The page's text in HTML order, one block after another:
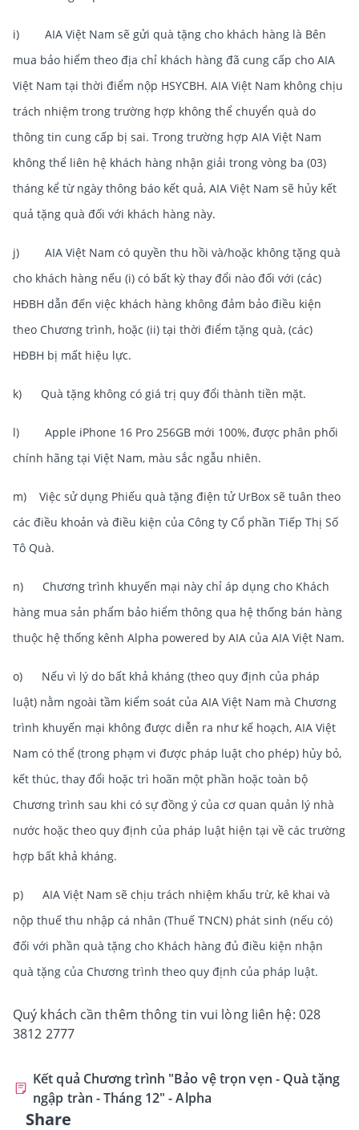
i) AIA Việt Nam sẽ gửi quà tặng cho khách hàng là Bên
mua bảo hiểm theo địa chỉ khách hàng đã cung cấp cho AIA
Việt Nam tại thời điểm nộp HSYCBH. AIA Việt Nam không chịu
trách nhiệm trong trường hợp không thể chuyển quà do
thông tin cung cấp bị sai. Trong trường hợp AIA Việt Nam
không thể liên hệ khách hàng nhận giải trong vòng ba (03)
tháng kể từ ngày thông báo kết quả, AIA Việt Nam sẽ hủy kết
quả tặng quà đối với khách hàng này.
j) AIA Việt Nam có quyền thu hồi và/hoặc không tặng quà
cho khách hàng nếu (i) có bất kỳ thay đổi nào đối với (các)
HĐBH dẫn đến việc khách hàng không đảm bảo điều kiện
theo Chương trình, hoặc (ii) tại thời điểm tặng quà, (các)
HĐBH bị mất hiệu lực.
k) Quà tặng không có giá trị quy đổi thành tiền mặt.
l) Apple iPhone 16 Pro 256GB mới 100%, được phân phối
chính hãng tại Việt Nam, màu sắc ngẫu nhiên.
m) Việc sử dụng Phiếu quà tặng điện tử UrBox sẽ tuân theo
các điều khoản và điều kiện của Công ty Cổ phần Tiếp Thị Số
Tô Quà.
n) Chương trình khuyến mại này chỉ áp dụng cho Khách
hàng mua sản phẩm bảo hiểm thông qua hệ thống bán hàng
thuộc hệ thống kênh Alpha powered by AIA của AIA Việt Nam.
o) Nếu vì lý do bất khả kháng (theo quy định của pháp
luật) nằm ngoài tầm kiểm soát của AIA Việt Nam mà Chương
trình khuyến mại không được diễn ra như kế hoạch, AIA Việt
Nam có thể (trong phạm vi được pháp luật cho phép) hủy bỏ,
kết thúc, thay đổi hoặc trì hoãn một phần hoặc toàn bộ
Chương trình sau khi có sự đồng ý của cơ quan quản lý nhà
nước hoặc theo quy định của pháp luật hiện tại về các trường
hợp bất khả kháng.
p) AIA Việt Nam sẽ chịu trách nhiệm khấu trừ, kê khai và
nộp thuế thu nhập cá nhân (Thuế TNCN) phát sinh (nếu có)
đối với phần quà tặng cho Khách hàng đủ điều kiện nhận
quà tặng của Chương trình theo quy định của pháp luật.
Quý khách cần thêm thông tin vui lòng liên hệ: 028
3812 2777
Kết quả Chương trình "Bảo vệ trọn vẹn - Quà tặng
ngập tràn - Tháng 12" - Alpha
Share